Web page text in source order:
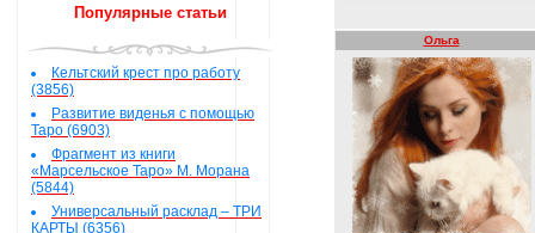
Популярные статьи
Кельтский крест про работу
(3856)
Развитие виденья с помощью
Таро (6903)
Фрагмент из книги
«Марсельское Таро» М. Морана
(5844)
Универсальный расклад – ТРИ
КАРТЫ (6356)
Ольга